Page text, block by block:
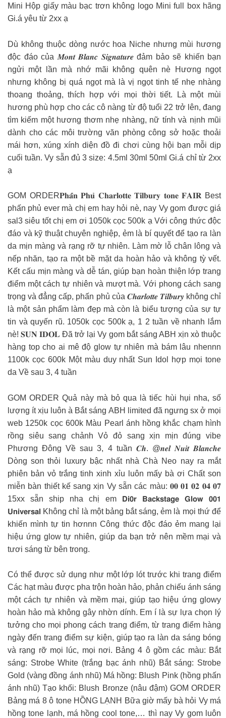
Mini Hộp giấy màu bạc trơn không logo Mini full box hãng
Gi.á yêu từ 2xx ạ
Dù không thuộc dòng nước hoa Niche nhưng mùi hương
độc đáo của 𝑴𝒐𝒏𝒕 𝑩𝒍𝒂𝒏𝒄 𝑺𝒊𝒈𝒏𝒂𝒕𝒖𝒓𝒆 đảm bảo sẽ khiến bạn
ngửi một lần mà nhớ mãi không quên nè Hương ngọt
nhưng không bị quá ngọt mà là vị ngọt tinh tế nhẹ nhàng
thoang thoảng, thích hợp với mọi thời tiết. Là một mùi
hương phù hợp cho các cô nàng từ độ tuổi 22 trở lên, đang
tìm kiếm một hương thơm nhẹ nhàng, nữ tính và nịnh mũi
dành cho các môi trường văn phòng công sở hoặc thoải
mái hơn, xúng xính diện đồ đi chơi cùng hội bạn mỗi dịp
cuối tuần. Vy sẵn đủ 3 size: 4.5ml 30ml 50ml Gi.á chỉ từ 2xx
ạ
GOM ORDER𝐏𝐡𝐚̂́𝐧 𝐏𝐡𝐮̉ 𝐂𝐡𝐚𝐫𝐥𝐨𝐭𝐭𝐞 𝐓𝐢𝐥𝐛𝐮𝐫𝐲 𝐭𝐨𝐧𝐞 𝐅𝐀𝐈𝐑 Best
phấn phủ ever mà chị em hay hỏi nè, nay Vy gom được giá
sal3 siêu tốt chị em ơi 1050k cọc 500k ạ Với công thức độc
đáo và kỹ thuật chuyên nghiệp, ẻm là bí quyết để tạo ra làn
da mịn màng và rạng rỡ tự nhiên. Làm mờ lỗ chân lông và
nếp nhăn, tạo ra một bề mặt da hoàn hảo và không tỳ vết.
Kết cấu mịn màng và dễ tán, giúp bạn hoàn thiện lớp trang
điểm một cách tự nhiên và mượt mà. Với phong cách sang
trọng và đẳng cấp, phấn phủ của 𝑪𝒉𝒂𝒓𝒍𝒐𝒕𝒕𝒆 𝑻𝒊𝒍𝒃𝒖𝒓𝒚 không chỉ
là một sản phẩm làm đẹp mà còn là biểu tượng của sự tự
tin và quyến rũ. 1050k cọc 500k ạ, 1 2 tuần về nhanh lắm
nè! 𝐒𝐔𝐍 𝐈𝐃𝐎𝐋 Đã trở lại Vy gom bắt sáng ABH xịn xò thuộc
hàng top cho ai mê độ glow tự nhiên mà bám lâu nhennn
1100k cọc 600k Một màu duy nhất Sun Idol hợp mọi tone
da Về sau 3, 4 tuần
GOM ORDER Quả này mà bỏ qua là tiếc hùi hụi nha, số
lượng ít xịu luôn à Bắt sáng ABH limited đã ngưng sx ở mọi
web 1250k cọc 600k Màu Pearl ánh hồng khắc chạm hình
rồng siêu sang chảnh Vỏ đỏ sang xịn mịn đúng vibe
Phương Đông Về sau 3, 4 tuần 𝑪𝒉. @𝒏𝒆𝒍 𝑵𝒖𝒊𝒕 𝑩𝒍𝒂𝒏𝒄𝒉𝒆
Dòng son thỏi luxury bậc nhất nhà Chà Neo nay ra mắt
phiên bản vỏ trắng tinh xinh xỉu luôn mấy bà ơi Chất son
miễn bàn thiết kế sang xịn Vy sẵn các màu: 𝟎𝟎 𝟎𝟏 𝟎𝟐 𝟎𝟒 𝟎𝟕
15xx sẵn ship nha chị em 𝗗𝗶𝟬𝗿 𝗕𝗮𝗰𝗸𝘀𝘁𝗮𝗴𝗲 𝗚𝗹𝗼𝘄 𝟬𝟬𝟭
𝗨𝗻𝗶𝘃𝗲𝗿𝘀𝗮𝗹 Không chỉ là một bảng bắt sáng, ẻm là mọi thứ để
khiến mình tự tin hơnnn Công thức độc đáo ẻm mang lại
hiệu ứng glow tự nhiên, giúp da bạn trở nên mềm mại và
tươi sáng từ bên trong.
Có thể được sử dụng như một lớp lót trước khi trang điểm
Các hạt màu được pha trộn hoàn hảo, phản chiếu ánh sáng
một cách tự nhiên và mềm mại, giúp tạo hiệu ứng glowy
hoàn hảo mà không gây nhờn dính. Em í là sự lựa chọn lý
tưởng cho mọi phong cách trang điểm, từ trang điểm hàng
ngày đến trang điểm sự kiện, giúp tạo ra làn da sáng bóng
và rạng rỡ mọi lúc, mọi nơi. Bảng 4 ô gồm các màu: Bắt
sáng: Strobe White (trắng bạc ánh nhũ) Bắt sáng: Strobe
Gold (vàng đồng ánh nhũ) Má hồng: Blush Pink (hồng phấn
ánh nhũ) Tạo khối: Blush Bronze (nâu đậm) GOM ORDER
Bảng má 8 ô tone HỒNG LẠNH Bữa giờ mấy bà hỏi Vy má
hồng tone lạnh, má hồng cool tone,… thì nay Vy gom luôn